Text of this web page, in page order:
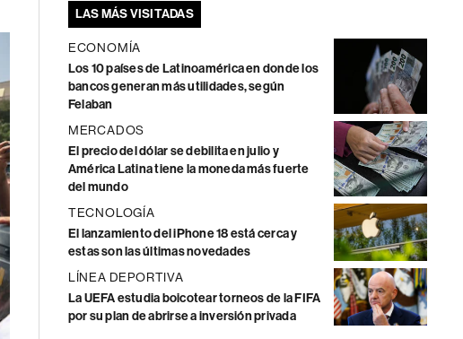
LAS MÁS VISITADAS
ECONOMÍA
Los 10 países de Latinoamérica en donde los
bancos generan más utilidades, según
Felaban
MERCADOS
El precio del dólar se debilita en julio y
América Latina tiene la moneda más fuerte
del mundo
TECNOLOGÍA
El lanzamiento del iPhone 18 está cerca y
estas son las últimas novedades
LÍNEA DEPORTIVA
La UEFA estudia boicotear torneos de la FIFA
por su plan de abrirse a inversión privada